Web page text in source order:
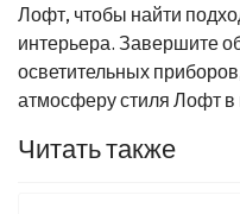
Лофт, чтобы найти
интерьера. Завершите
осветительных
атмосферу стиля Лофт
Читать также